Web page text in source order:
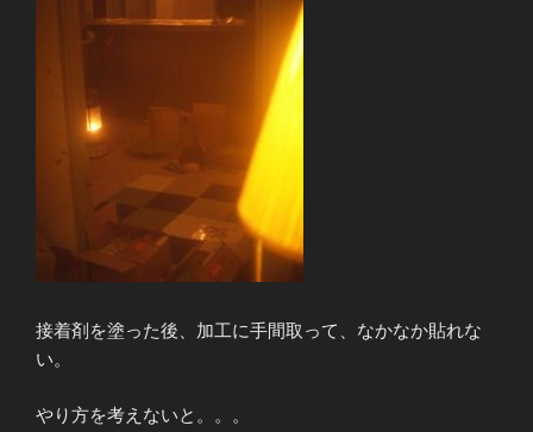
接着剤を塗った後、加工に手間取って、なかなか貼れな
い。
やり方を考えないと。。。